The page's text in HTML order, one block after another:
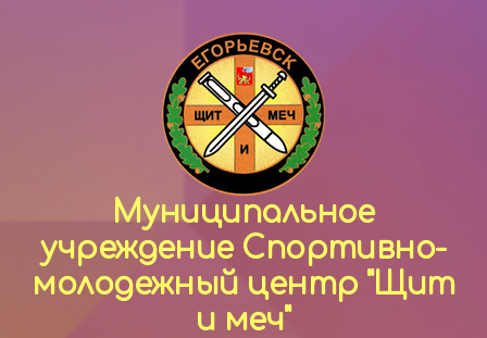
Муниципальное
учреждение Спортивно-
молодежный центр "Щит
и меч"